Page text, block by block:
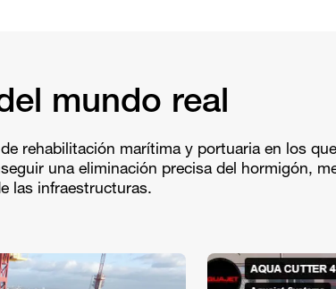
mundo real
rehabilitación marítima y portuaria en los
una eliminación precisa del hormigón,
las infraestructuras.